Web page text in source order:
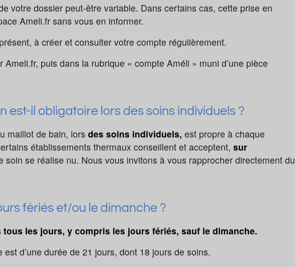
votre dossier peut-être variable. Dans certains cas, cette prise en
Ameli.fr sans vous en informer.
à créer et consulter votre compte régulièrement.
Ameli.fr, puis dans la rubrique « compte Améli » muni d’une pièce
est-il obligatoire lors des soins individuels ?
maillot de bain, lors des soins individuels, est propre à chaque
établissements thermaux conseillent et acceptent, sur
soin se réalise nu. Nous vous invitons à vous rapprocher directement du
fériés et/ou le dimanche ?
tous les jours, y compris les jours fériés, sauf le dimanche.
d’une durée de 21 jours, dont 18 jours de soins.